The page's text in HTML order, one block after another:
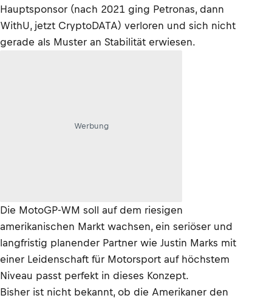
Hauptsponsor (nach 2021 ging Petronas, dann
WithU, jetzt CryptoDATA) verloren und sich nicht
gerade als Muster an Stabilität erwiesen.
Werbung
Die MotoGP-WM soll auf dem riesigen
amerikanischen Markt wachsen, ein seriöser und
langfristig planender Partner wie Justin Marks mit
einer Leidenschaft für Motorsport auf höchstem
Niveau passt perfekt in dieses Konzept.
Bisher ist nicht bekannt, ob die Amerikaner den